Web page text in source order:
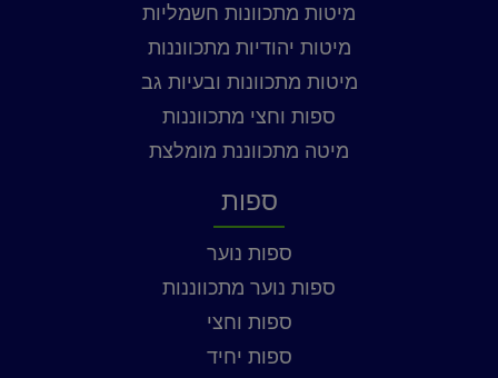
מיטות מתכוונות חשמליות
מיטות יהודיות מתכווננות
מיטות מתכוונות ובעיות גב
ספות וחצי מתכווננות
מיטה מתכווננת מומלצת
ספות
ספות נוער
ספות נוער מתכווננות
ספות וחצי
ספות יחיד